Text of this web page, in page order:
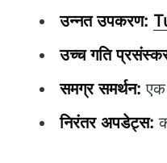
उन्नत उपकरण:
उच्च गति
समग्र समर्थन: एक
निरंतर अपडेट्स: